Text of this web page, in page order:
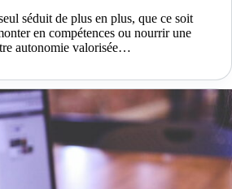
séduit de plus en plus, que ce soit
en compétences ou nourrir une
autonomie valorisée…